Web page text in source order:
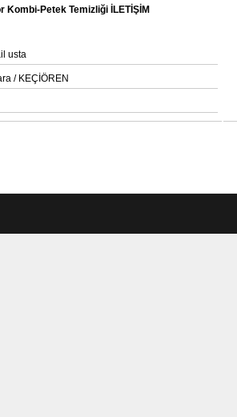
Petek Temizliği İLETİŞİM
usta
/ KEÇİÖREN